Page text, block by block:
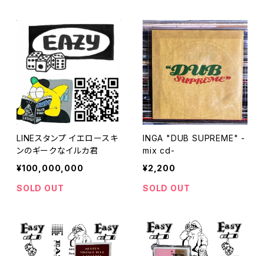
LINEスタンプ イエロースキ
ンのギークなイルカ君
¥100,000,000
SOLD OUT
INGA "DUB SUPREME" -
mix cd-
¥2,200
SOLD OUT